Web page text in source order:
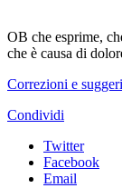
OB che esprime,
che è causa di
Correzioni e
Condividi
Twitter
Facebook
Email